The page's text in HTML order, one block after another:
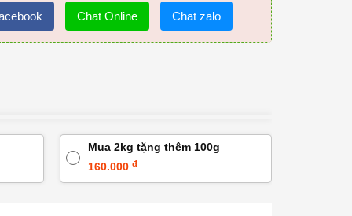
Chat Online Chat zalo
Mua 2kg tặng thêm 100g
160.000 đ